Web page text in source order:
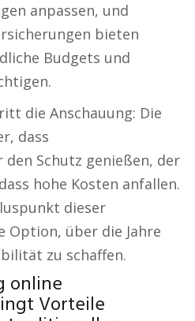
anpassen, und
bieten
Budgets und
die Anschauung: Die
dass
Schutz genießen, der
hohe Kosten anfallen.
dieser
Option, über die Jahre
zu schaffen.
online
Vorteile